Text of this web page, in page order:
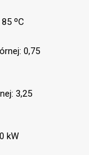
ºC
0,75
3,25
kW